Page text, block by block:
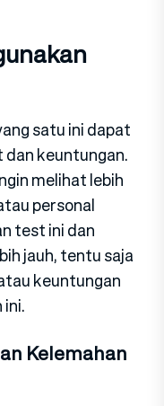
satu ini dapat
keuntungan.
melihat lebih
personal
test ini dan
jauh, tentu saja
keuntungan
Kelemahan